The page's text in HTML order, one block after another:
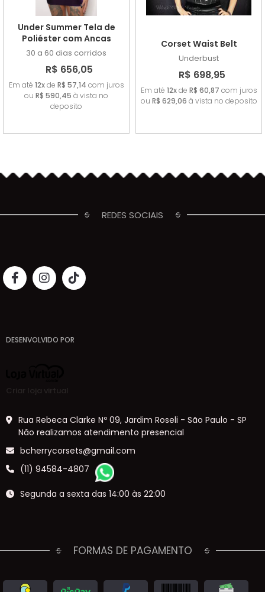
Under Summer Tela de
Poliéster com Ancas
30 a 60 dias corridos
R$ 656,05
Em até 12xde R$ 57,14 com juros
ou R$ 590,45 à vista no
deposito
Corset Waist Belt
Underbust
R$ 698,95
Em até 12xde R$ 60,87 com juros
ou R$ 629,06 à vista no deposito
REDES SOCIAIS
DESENVOLVIDO POR
Criar loja virtual
Rua Rebeca Clarke Nº 09, Jardim Roseli - São Paulo - SP
Não realizamos atendimento presencial
bcherrycorsets@gmail.com
(11) 94584-4807
Segunda a sexta das 14:00 às 22:00
FORMAS DE PAGAMENTO